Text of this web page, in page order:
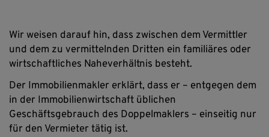
Wir weisen darauf hin, dass zwischen dem Vermittler
und dem zu vermittelnden Dritten ein familiäres oder
wirtschaftliches Naheverhältnis besteht.
Der Immobilienmakler erklärt, dass er – entgegen dem
in der Immobilienwirtschaft üblichen
Geschäftsgebrauch des Doppelmaklers – einseitig nur
für den Vermieter tätig ist.